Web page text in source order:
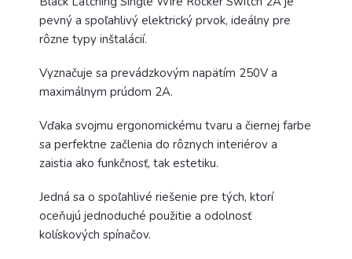
pevný a spoľahlivý elektrický prvok, ideálny pre
rôzne typy inštalácií.
Vyznačuje sa prevádzkovým napätím 250V a
maximálnym prúdom 2A.
Vďaka svojmu ergonomickému tvaru a čiernej farbe
sa perfektne začlenia do rôznych interiérov a
zaistia ako funkčnosť, tak estetiku.
Jedná sa o spoľahlivé riešenie pre tých, ktorí
oceňujú jednoduché použitie a odolnosť
kolískových spínačov.